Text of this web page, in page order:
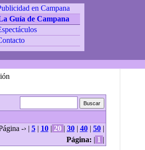
en Campana
Guía de Campana
-› | 5| 10| 20 | 30| 40| 50|
Página: | 1 |